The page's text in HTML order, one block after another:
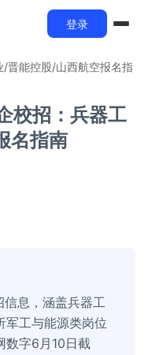
登录
晋能控股/山西航空报名指
校招：兵器工
名指南
信息，涵盖兵器工
军工与能源类岗位
数字6月10日截